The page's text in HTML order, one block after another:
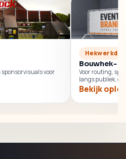
sponsorvisuals voor
Bouwhek-
Voor routing,
langs publiek,
Bekijk